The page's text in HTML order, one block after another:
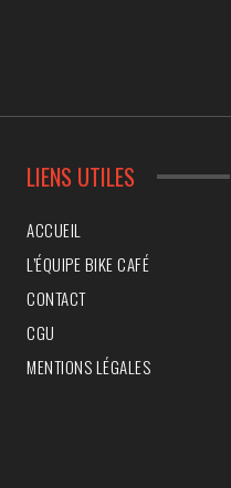
LIENS UTILES
ACCUEIL
L’ÉQUIPE BIKE CAFÉ
CONTACT
CGU
MENTIONS LÉGALES